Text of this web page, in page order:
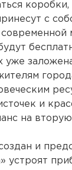
с
и
на
и
устроят